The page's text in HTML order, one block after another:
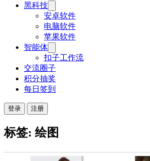
黑科技
安卓软件
电脑软件
苹果软件
智能体
扣子工作流
交流圈子
积分抽奖
每日签到
登录 注册
标签: 绘图